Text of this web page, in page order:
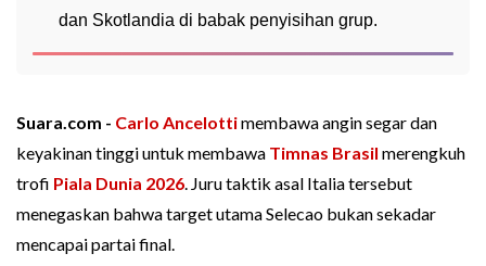
dan Skotlandia di babak penyisihan grup.
Suara.com - Carlo Ancelottimembawa angin segar dan
keyakinan tinggi untuk membawa Timnas Brasil merengkuh
trofi Piala Dunia 2026. Juru taktik asal Italia tersebut
menegaskan bahwa target utama Selecao bukan sekadar
mencapai partai final.